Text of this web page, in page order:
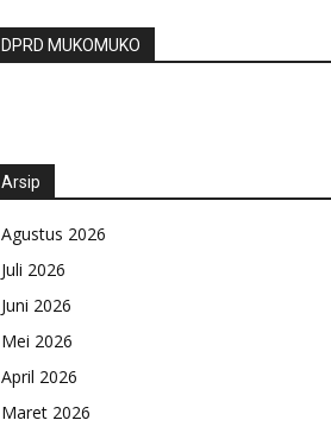
DPRD MUKOMUKO
Arsip
Agustus 2026
Juli 2026
Juni 2026
Mei 2026
April 2026
Maret 2026